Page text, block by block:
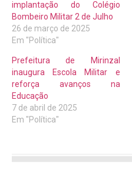
implantação do Colégio
Bombeiro Militar 2 de Julho
26 de março de 2025
Em "Política"
Prefeitura de Mirinzal
inaugura Escola Militar e
reforça avanços na
Educação
7 de abril de 2025
Em "Política"